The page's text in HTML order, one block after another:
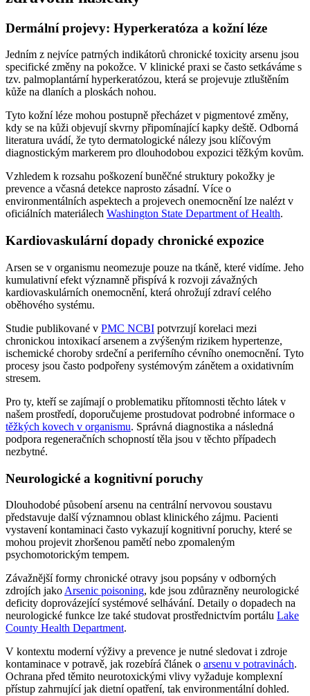
Dermální projevy: Hyperkeratóza a kožní léze
Jedním z nejvíce patrných indikátorů chronické toxicity arsenu jsou
specifické změny na pokožce. V klinické praxi se často setkáváme s
tzv. palmoplantární hyperkeratózou, která se projevuje ztluštěním
kůže na dlaních a ploskách nohou.
Tyto kožní léze mohou postupně přecházet v pigmentové změny,
kdy se na kůži objevují skvrny připomínající kapky deště. Odborná
literatura uvádí, že tyto dermatologické nálezy jsou klíčovým
diagnostickým markerem pro dlouhodobou expozici těžkým kovům.
Vzhledem k rozsahu poškození buněčné struktury pokožky je
prevence a včasná detekce naprosto zásadní. Více o
environmentálních aspektech a projevech onemocnění lze nalézt v
oficiálních materiálech Washington State Department of Health.
Kardiovaskulární dopady chronické expozice
Arsen se v organismu neomezuje pouze na tkáně, které vidíme. Jeho
kumulativní efekt významně přispívá k rozvoji závažných
kardiovaskulárních onemocnění, která ohrožují zdraví celého
oběhového systému.
Studie publikované v PMC NCBI potvrzují korelaci mezi
chronickou intoxikací arsenem a zvýšeným rizikem hypertenze,
ischemické choroby srdeční a periferního cévního onemocnění. Tyto
procesy jsou často podpořeny systémovým zánětem a oxidativním
stresem.
Pro ty, kteří se zajímají o problematiku přítomnosti těchto látek v
našem prostředí, doporučujeme prostudovat podrobné informace o
těžkých kovech v organismu. Správná diagnostika a následná
podpora regeneračních schopností těla jsou v těchto případech
nezbytné.
Neurologické a kognitivní poruchy
Dlouhodobé působení arsenu na centrální nervovou soustavu
představuje další významnou oblast klinického zájmu. Pacienti
vystavení kontaminaci často vykazují kognitivní poruchy, které se
mohou projevit zhoršenou pamětí nebo zpomaleným
psychomotorickým tempem.
Závažnější formy chronické otravy jsou popsány v odborných
zdrojích jako Arsenic poisoning, kde jsou zdůrazněny neurologické
deficity doprovázející systémové selhávání. Detaily o dopadech na
neurologické funkce lze také studovat prostřednictvím portálu Lake
County Health Department.
V kontextu moderní výživy a prevence je nutné sledovat i zdroje
kontaminace v potravě, jak rozebírá článek o arsenu v potravinách.
Ochrana před těmito neurotoxickými vlivy vyžaduje komplexní
přístup zahrnující jak dietní opatření, tak environmentální dohled.